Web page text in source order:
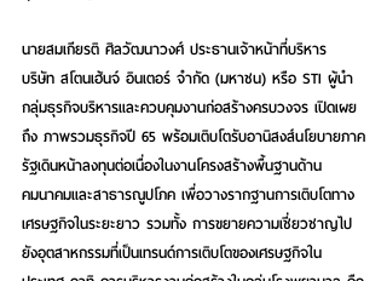
นายสมเกียรติ ศิลวัฒนาวงศ์ ประธานเจ้าหน้าที่บริหาร
บริษัท สโตนเฮ้นจ์ อินเตอร์ จำกัด (มหาชน) หรือ STI ผู้นำ
กลุ่มธุรกิจบริหารและควบคุมงานก่อสร้างครบวงจร เปิดเผย
ถึง ภาพรวมธุรกิจปี 65 พร้อมเติบโตรับอานิสงส์นโยบายภาค
รัฐเดินหน้าลงทุนต่อเนื่องในงานโครงสร้างพื้นฐานด้าน
คมนาคมและสาธารณูปโภค เพื่อวางรากฐานการเติบโตทาง
เศรษฐกิจในระยะยาว รวมทั้ง การขยายความเชี่ยวชาญไป
ยังอุตสาหกรรมที่เป็นเทรนด์การเติบโตของเศรษฐกิจใน